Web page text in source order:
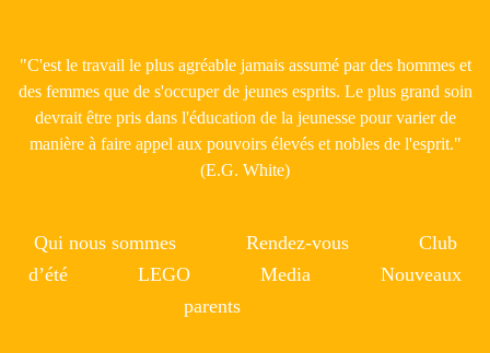
"C'est le travail le plus agréable jamais assumé par des hommes et
des femmes que de s'occuper de jeunes esprits. Le plus grand soin
devrait être pris dans l'éducation de la jeunesse pour varier de
manière à faire appel aux pouvoirs élevés et nobles de l'esprit."
(E.G. White)
Qui nous sommes Rendez-vous
Club
d’été
LEGO Media
Nouveaux
parents